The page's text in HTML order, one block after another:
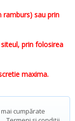
ramburs) sau prin
prin folosirea
maxima.
mai cumpărate